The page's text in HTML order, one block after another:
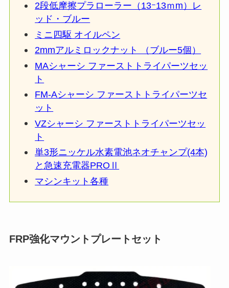
2段低摩擦プラローラー（13ｰ13ｍm）レ
ッド・ブルー
ミニ四駆 オイルペン
2mmアルミロックナット （ブルー5個）
MAシャーシ ファーストトライパーツセッ
ト
FM-Aシャーシ ファーストトライパーツセ
ット
VZシャーシ ファーストトライパーツセッ
ト
単3形ニッケル水素電池ネオチャンプ(4本)
と急速充電器PROⅡ
マシンキット各種
FRP強化マウントプレートセット